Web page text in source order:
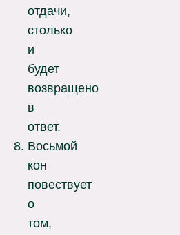
отдачи,
столько
и
будет
возвращено
в
ответ.
Восьмой
кон
повествует
о
том,